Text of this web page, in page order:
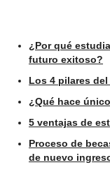
¿Por qué
futuro exitoso?
Los 4 pilares
¿Qué hace
5 ventajas de
Proceso de
de nuevo